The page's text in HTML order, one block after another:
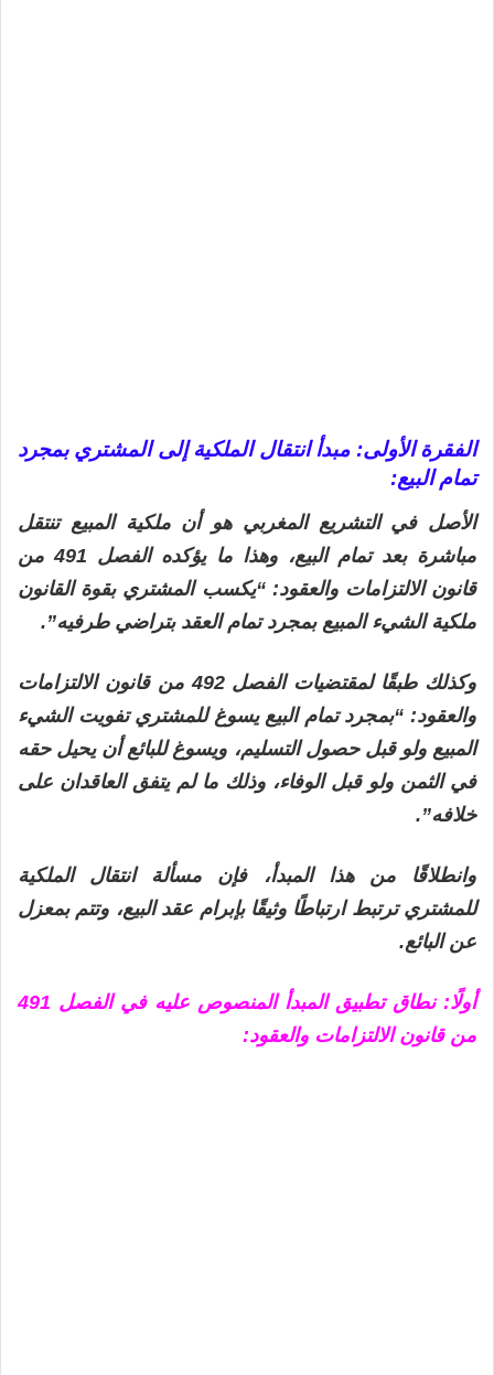
الفقرة الأولى: مبدأ انتقال الملكية إلى المشتري بمجرد
تمام البيع:
الأصل في التشريع المغربي هو أن ملكية المبيع تنتقل
مباشرة بعد تمام البيع، وهذا ما يؤكده الفصل 491 من
قانون الالتزامات والعقود: “يكسب المشتري بقوة القانون
ملكية الشيء المبيع بمجرد تمام العقد بتراضي طرفيه”.
وكذلك طبقًا لمقتضيات الفصل 492 من قانون الالتزامات
والعقود: “بمجرد تمام البيع يسوغ للمشتري تفويت الشيء
المبيع ولو قبل حصول التسليم، ويسوغ للبائع أن يحيل حقه
في الثمن ولو قبل الوفاء، وذلك ما لم يتفق العاقدان على
خلافه”.
وانطلاقًا من هذا المبدأ، فإن مسألة انتقال الملكية
للمشتري ترتبط ارتباطًا وثيقًا بإبرام عقد البيع، وتتم بمعزل
عن البائع.
أولًا: نطاق تطبيق المبدأ المنصوص عليه في الفصل 491
من قانون الالتزامات والعقود: